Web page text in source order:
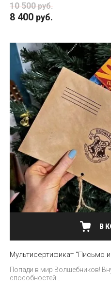
10 500 руб.
8 400 руб.
В
Мультисертификат "Письмо
Попади в мир Волшебников!
способностей...